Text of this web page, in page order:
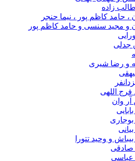
کاظم پور ، نیما حنجر
سنسی و حامد کاظم پور
شیری
و وحید تتورا